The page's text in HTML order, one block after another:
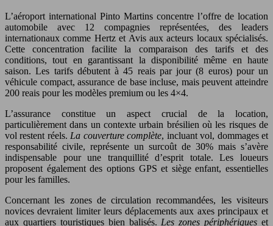
L’aéroport international Pinto Martins concentre l’offre de location
automobile avec 12 compagnies représentées, des leaders
internationaux comme Hertz et Avis aux acteurs locaux spécialisés.
Cette concentration facilite la comparaison des tarifs et des
conditions, tout en garantissant la disponibilité même en haute
saison. Les tarifs débutent à 45 reais par jour (8 euros) pour un
véhicule compact, assurance de base incluse, mais peuvent atteindre
200 reais pour les modèles premium ou les 4×4.
L’assurance constitue un aspect crucial de la location,
particulièrement dans un contexte urbain brésilien où les risques de
vol restent réels. La couverture complète, incluant vol, dommages et
responsabilité civile, représente un surcoût de 30% mais s’avère
indispensable pour une tranquillité d’esprit totale. Les loueurs
proposent également des options GPS et siège enfant, essentielles
pour les familles.
Concernant les zones de circulation recommandées, les visiteurs
novices devraient limiter leurs déplacements aux axes principaux et
aux quartiers touristiques bien balisés. Les zones périphériques et